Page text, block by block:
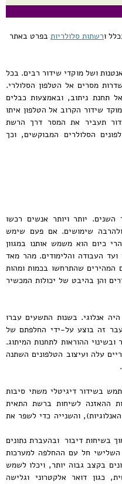
ורשתות סלולריות בפרט באתר
ושל מוקדי שידור רבים. בכל
מסרים אל הטלפון הסלולרי.
תחנת ניתוב, ובאמצעות כבלים
שידור הקרוב אל הטלפון איתו
תעביר את המסר דרך הרשת
הסלולרים המבוקשים, וכך
יותר ויותר אנשים רכשו
ולהרבה שימושים. אם פעם שימש
כיום הוא משמש אותנו במגוון
העבודה והלימודים. מהר מאד
המהירים שהתרחשו בכמות ומהות
והן בהיבט של יכולות המכשיר
אנלוגי. בשנות התשעים עברו
זה בוצע על-ידי החלפתם של
ההוראות לתחנות המיתוג.
עלה ועיצוב הטלפונים השתנה
בשידור דיגיטלי משתי סיבות
ההאזנה לשיחות ברשת התאית
והשנייה כדי לשפר את
בשיחות דיבור ובהעברת נתונים
חל עם ההחלפה למערכות
נתונים בקצב גבוה יותר, ויכלו לשמש
כגון דואר אלקטרוני וגלישה